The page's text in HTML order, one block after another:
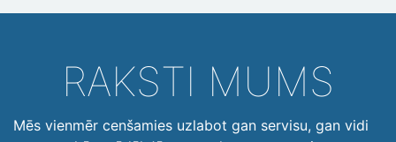
RAKSTI MUMS
Mēs vienmēr cenšamies uzlabot gan servisu, gan vidi